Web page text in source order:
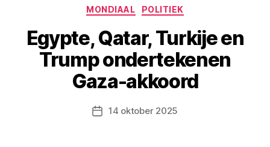
Categorieën
MONDIAAL POLITIEK
Egypte, Qatar, Turkije en
Trump ondertekenen
Gaza-akkoord
Berichtdatum
14 oktober 2025